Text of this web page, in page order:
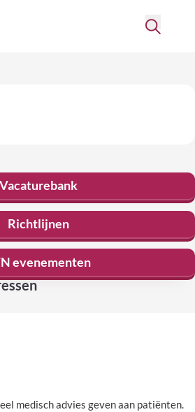
Vacaturebank
Richtlijnen
evenementen
medisch advies geven aan patiënten.